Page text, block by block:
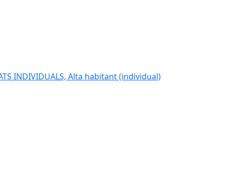
INDIVIDUALS, Alta habitant (individual)